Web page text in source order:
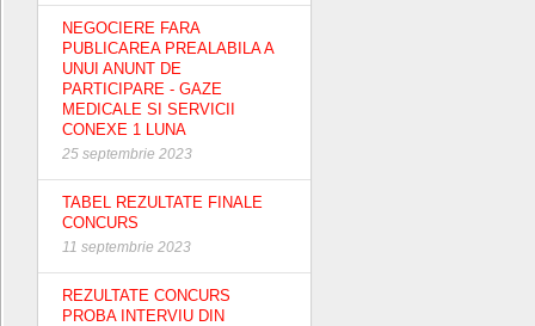
NEGOCIERE FARA
PUBLICAREA PREALABILA A
UNUI ANUNT DE
PARTICIPARE - GAZE
MEDICALE SI SERVICII
CONEXE 1 LUNA
25 septembrie 2023
TABEL REZULTATE FINALE
CONCURS
11 septembrie 2023
REZULTATE CONCURS
PROBA INTERVIU DIN